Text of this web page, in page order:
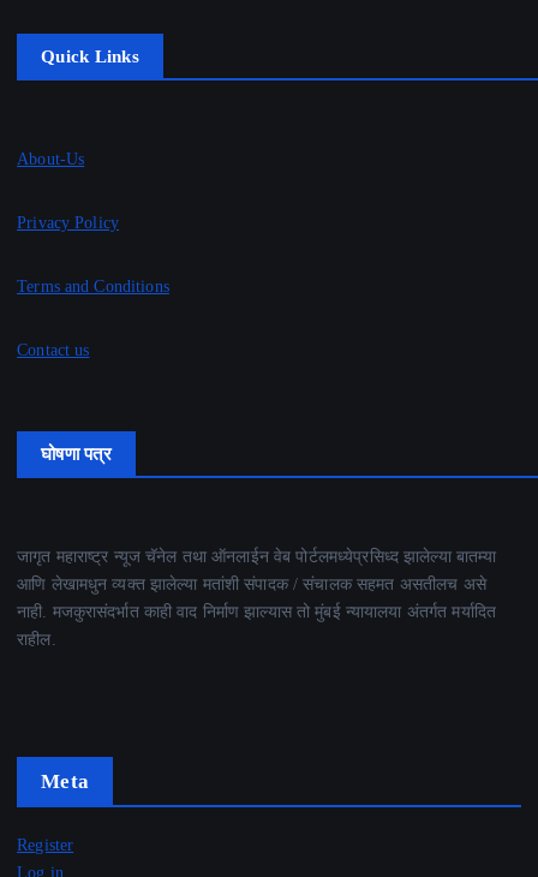
Quick Links
About-Us
Privacy Policy
Terms and Conditions
Contact us
घोषणा पत्र
जागृत महाराष्ट्र न्यूज चॅनेल तथा ऑनलाईन वेब पोर्टलमध्येप्रसिध्द झालेल्या बातम्या
आणि लेखामधुन व्यक्त झालेल्या मतांशी संपादक / संचालक सहमत असतीलच असे
नाही. मजकुरासंदर्भात काही वाद निर्माण झाल्यास तो मुंबई न्यायालया अंतर्गत मर्यादित
राहील.
Meta
Register
Log in